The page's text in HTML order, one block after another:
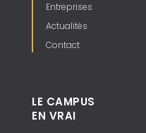
Entreprises
Actualités
Contact
LE CAMPUS
EN VRAI